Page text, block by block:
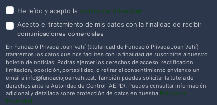
He leído y acepto la política de privacidad
Acepto el tratamiento de mis datos con la finalidad de recibir
comunicaciones comerciales
En Fundació Privada Joan Vehí (titularidad de Fundació Privada Joan Vehí)
trataremos los datos que nos facilites con la finalidad de suscribirte a nuestro
boletín de noticias. Podrás ejercer los derechos de acceso, rectificación,
limitación, oposición, portabilidad, o retirar el consentimiento enviando un
email a info@fundaciojoanvehi.cat. También puedes solicitar la tutela de
derechos ante la Autoridad de Control (AEPD). Puedes consultar información
adicional y detallada sobre protección de datos en nuestra Política de
Privacidad.